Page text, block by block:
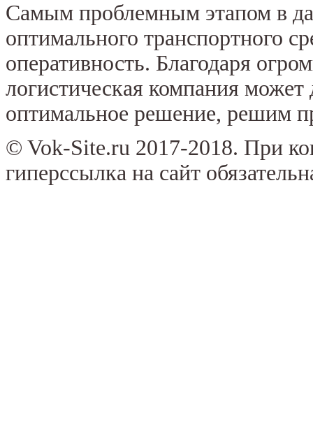
Самым проблемным этапом в
оптимального транспортного
оперативность. Благодаря
логистическая компания может
оптимальное решение, решим
© Vok-Site.ru 2017-2018. При
гиперссылка на сайт